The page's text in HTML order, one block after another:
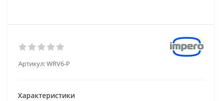
Артикул:WRV6-P
Характеристики